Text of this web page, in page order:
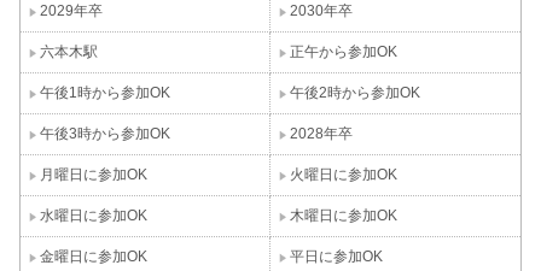
2029年卒 2030年卒
六本木駅 正午から参加OK
午後1時から参加OK 午後2時から参加OK
午後3時から参加OK 2028年卒
月曜日に参加OK 火曜日に参加OK
水曜日に参加OK 木曜日に参加OK
金曜日に参加OK 平日に参加OK